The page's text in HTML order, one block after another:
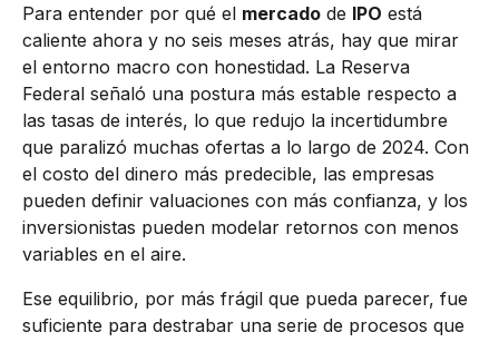
Para entender por qué el mercado de IPO está
caliente ahora y no seis meses atrás, hay que mirar
el entorno macro con honestidad. La Reserva
Federal señaló una postura más estable respecto a
las tasas de interés, lo que redujo la incertidumbre
que paralizó muchas ofertas a lo largo de 2024. Con
el costo del dinero más predecible, las empresas
pueden definir valuaciones con más confianza, y los
inversionistas pueden modelar retornos con menos
variables en el aire.
Ese equilibrio, por más frágil que pueda parecer, fue
suficiente para destrabar una serie de procesos que